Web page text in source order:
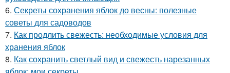
6. Секреты сохранения яблок до весны: полезные
советы для садоводов
7. Как продлить свежесть: необходимые условия для
хранения яблок
8. Как сохранить светлый вид и свежесть нарезанных